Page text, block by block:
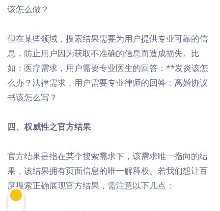
该怎么做？
但在某些领域，搜索结果需要为用户提供专业可靠的信
息，防止用户因为获取不准确的信息而造成损失。比
如：医疗需求，用户需要专业医生的回答：**发炎该怎
么办？法律需求，用户需要专业律师的回答：离婚协议
书该怎么写？
四、权威性之官方结果
官方结果是指在某个搜索需求下，该需求唯一指向的结
果，该结果拥有页面信息的唯一解释权。若我们想让百
度搜索正确展现官方结果，需注意以下几点：